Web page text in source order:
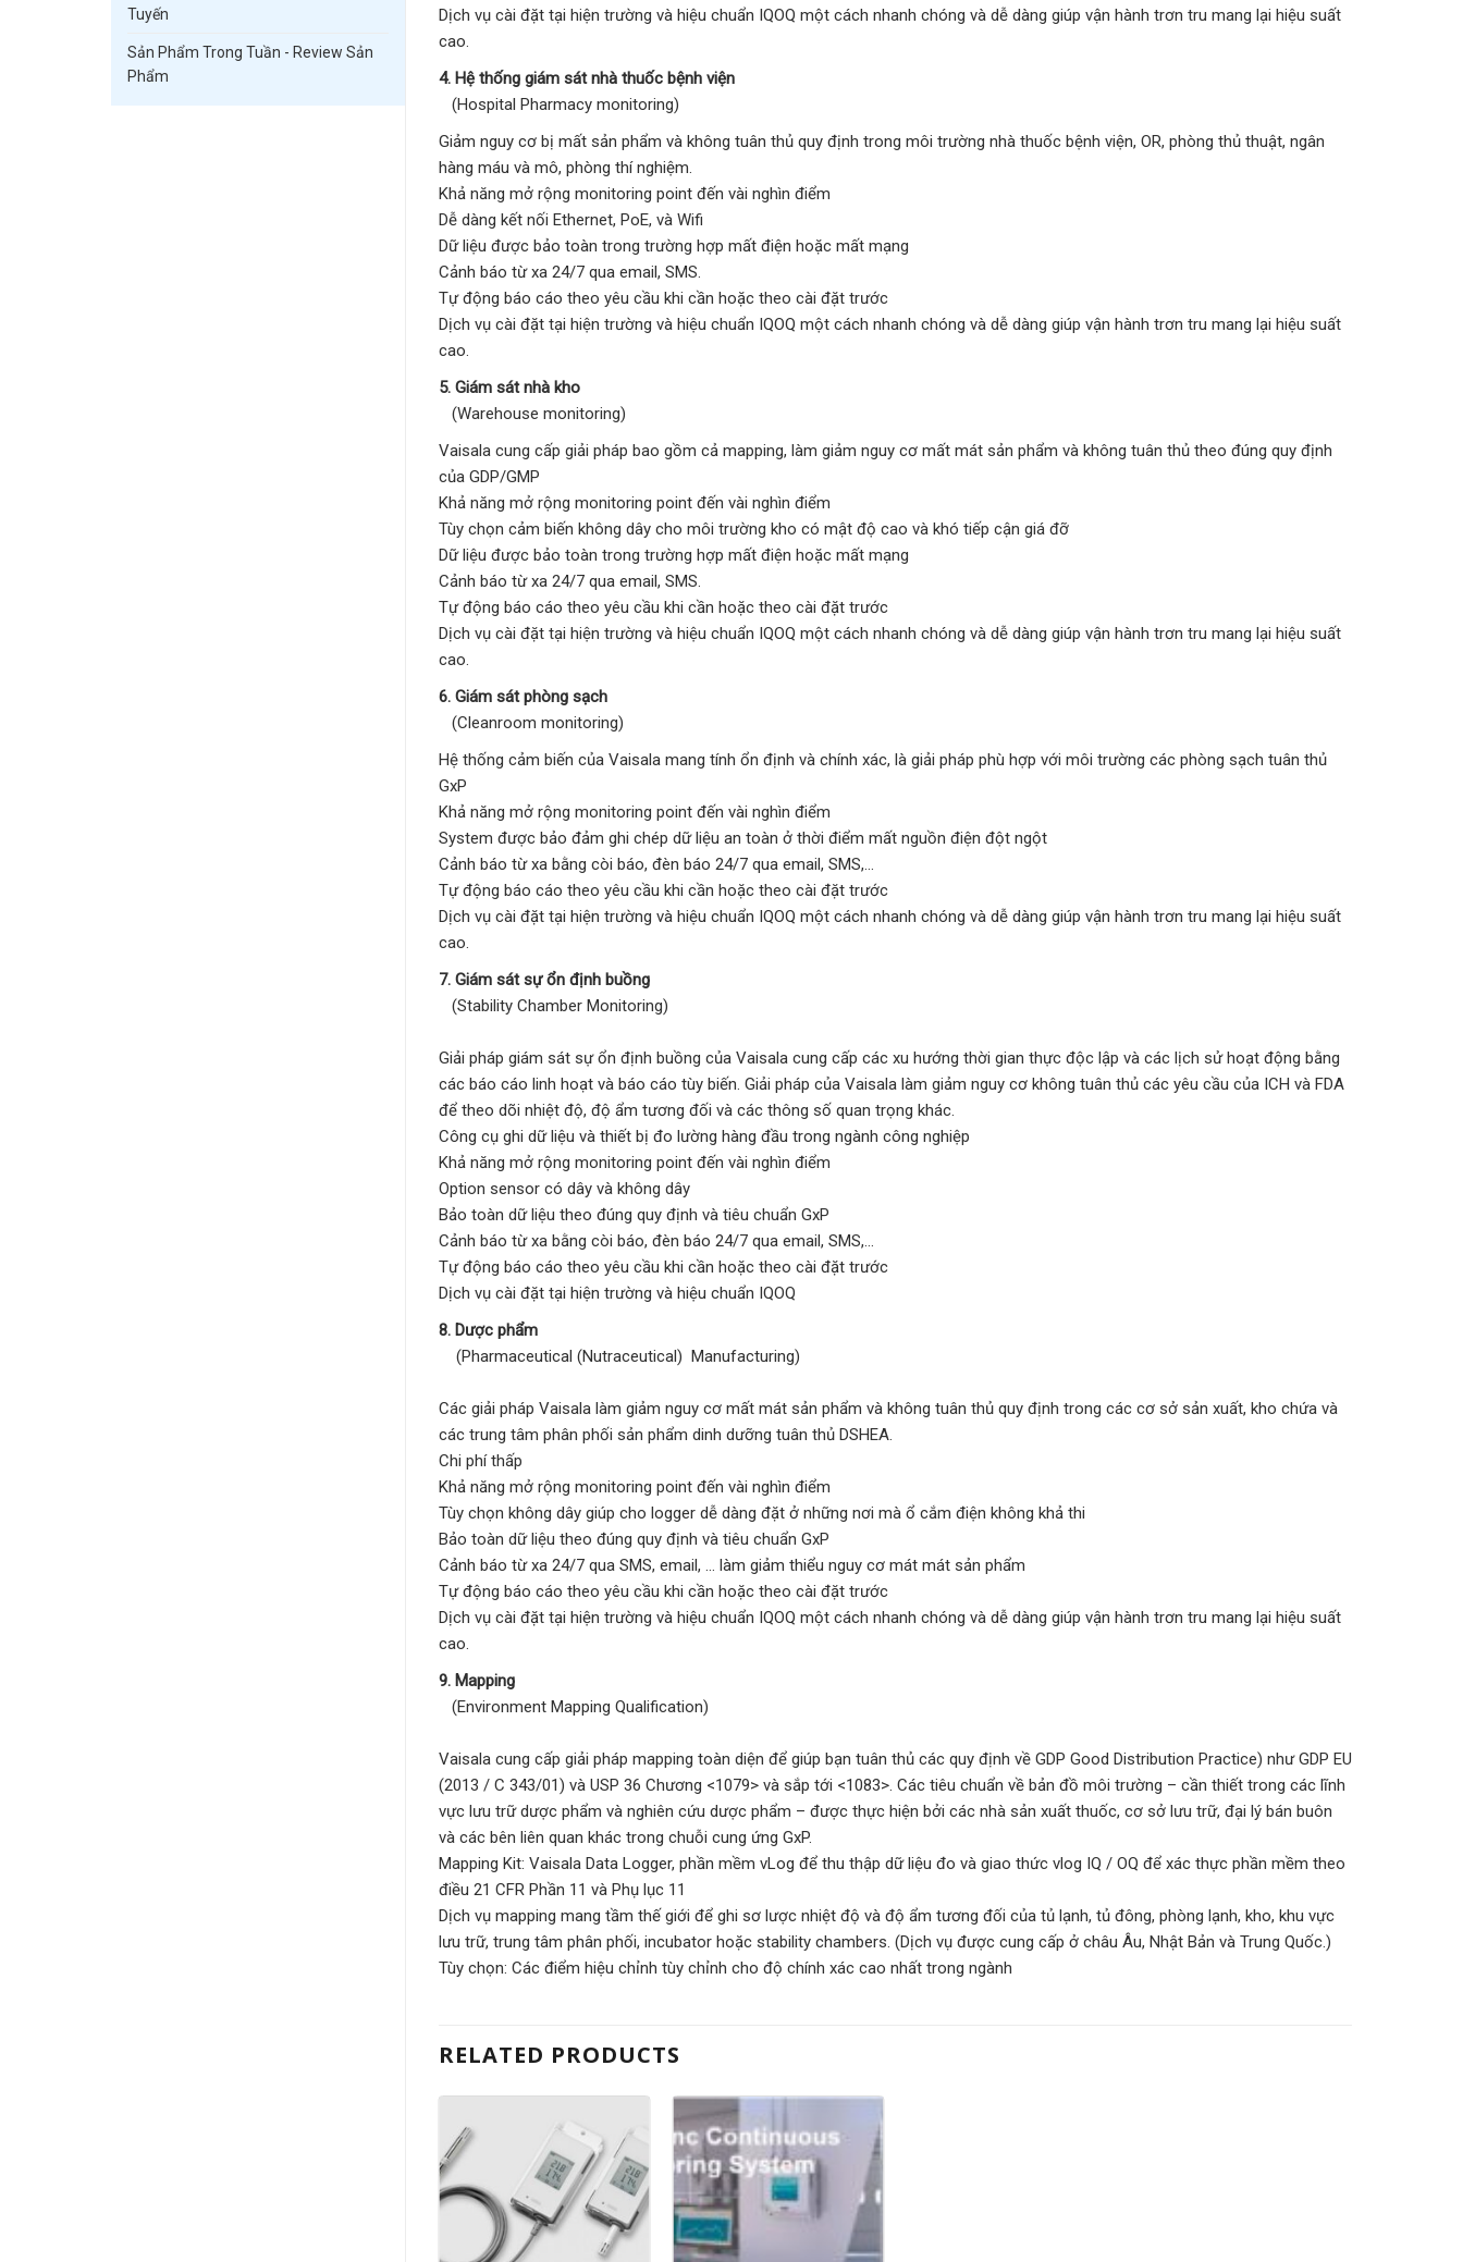
Tuyến
Sản Phẩm Trong Tuần - Review Sản
Phẩm
Dịch vụ cài đặt tại hiện trường và hiệu chuẩn IQOQ một cách nhanh chóng và dễ dàng giúp vận hành trơn tru mang lại hiệu suất
cao.
4. Hệ thống giám sát nhà thuốc bệnh viện
(Hospital Pharmacy monitoring)
Giảm nguy cơ bị mất sản phẩm và không tuân thủ quy định trong môi trường nhà thuốc bệnh viện, OR, phòng thủ thuật, ngân
hàng máu và mô, phòng thí nghiệm.
Khả năng mở rộng monitoring point đến vài nghìn điểm
Dễ dàng kết nối Ethernet, PoE, và Wifi
Dữ liệu được bảo toàn trong trường hợp mất điện hoặc mất mạng
Cảnh báo từ xa 24/7 qua email, SMS.
Tự động báo cáo theo yêu cầu khi cần hoặc theo cài đặt trước
Dịch vụ cài đặt tại hiện trường và hiệu chuẩn IQOQ một cách nhanh chóng và dễ dàng giúp vận hành trơn tru mang lại hiệu suất
cao.
5. Giám sát nhà kho
(Warehouse monitoring)
Vaisala cung cấp giải pháp bao gồm cả mapping, làm giảm nguy cơ mất mát sản phẩm và không tuân thủ theo đúng quy định
của GDP/GMP
Khả năng mở rộng monitoring point đến vài nghìn điểm
Tùy chọn cảm biến không dây cho môi trường kho có mật độ cao và khó tiếp cận giá đỡ
Dữ liệu được bảo toàn trong trường hợp mất điện hoặc mất mạng
Cảnh báo từ xa 24/7 qua email, SMS.
Tự động báo cáo theo yêu cầu khi cần hoặc theo cài đặt trước
Dịch vụ cài đặt tại hiện trường và hiệu chuẩn IQOQ một cách nhanh chóng và dễ dàng giúp vận hành trơn tru mang lại hiệu suất
cao.
6. Giám sát phòng sạch
(Cleanroom monitoring)
Hệ thống cảm biến của Vaisala mang tính ổn định và chính xác, là giải pháp phù hợp với môi trường các phòng sạch tuân thủ
GxP
Khả năng mở rộng monitoring point đến vài nghìn điểm
System được bảo đảm ghi chép dữ liệu an toàn ở thời điểm mất nguồn điện đột ngột
Cảnh báo từ xa bằng còi báo, đèn báo 24/7 qua email, SMS,…
Tự động báo cáo theo yêu cầu khi cần hoặc theo cài đặt trước
Dịch vụ cài đặt tại hiện trường và hiệu chuẩn IQOQ một cách nhanh chóng và dễ dàng giúp vận hành trơn tru mang lại hiệu suất
cao.
7. Giám sát sự ổn định buồng
(Stability Chamber Monitoring)
Giải pháp giám sát sự ổn định buồng của Vaisala cung cấp các xu hướng thời gian thực độc lập và các lịch sử hoạt động bằng
các báo cáo linh hoạt và báo cáo tùy biến. Giải pháp của Vaisala làm giảm nguy cơ không tuân thủ các yêu cầu của ICH và FDA
để theo dõi nhiệt độ, độ ẩm tương đối và các thông số quan trọng khác.
Công cụ ghi dữ liệu và thiết bị đo lường hàng đầu trong ngành công nghiệp
Khả năng mở rộng monitoring point đến vài nghìn điểm
Option sensor có dây và không dây
Bảo toàn dữ liệu theo đúng quy định và tiêu chuẩn GxP
Cảnh báo từ xa bằng còi báo, đèn báo 24/7 qua email, SMS,…
Tự động báo cáo theo yêu cầu khi cần hoặc theo cài đặt trước
Dịch vụ cài đặt tại hiện trường và hiệu chuẩn IQOQ
8. Dược phẩm
(Pharmaceutical (Nutraceutical) Manufacturing)
Các giải pháp Vaisala làm giảm nguy cơ mất mát sản phẩm và không tuân thủ quy định trong các cơ sở sản xuất, kho chứa và
các trung tâm phân phối sản phẩm dinh dưỡng tuân thủ DSHEA.
Chi phí thấp
Khả năng mở rộng monitoring point đến vài nghìn điểm
Tùy chọn không dây giúp cho logger dễ dàng đặt ở những nơi mà ổ cắm điện không khả thi
Bảo toàn dữ liệu theo đúng quy định và tiêu chuẩn GxP
Cảnh báo từ xa 24/7 qua SMS, email, … làm giảm thiểu nguy cơ mát mát sản phẩm
Tự động báo cáo theo yêu cầu khi cần hoặc theo cài đặt trước
Dịch vụ cài đặt tại hiện trường và hiệu chuẩn IQOQ một cách nhanh chóng và dễ dàng giúp vận hành trơn tru mang lại hiệu suất
cao.
9. Mapping
(Environment Mapping Qualification)
Vaisala cung cấp giải pháp mapping toàn diện để giúp bạn tuân thủ các quy định về GDP Good Distribution Practice) như GDP EU
(2013 / C 343/01) và USP 36 Chương <1079> và sắp tới <1083>. Các tiêu chuẩn về bản đồ môi trường – cần thiết trong các lĩnh
vực lưu trữ dược phẩm và nghiên cứu dược phẩm – được thực hiện bởi các nhà sản xuất thuốc, cơ sở lưu trữ, đại lý bán buôn
và các bên liên quan khác trong chuỗi cung ứng GxP.
Mapping Kit: Vaisala Data Logger, phần mềm vLog để thu thập dữ liệu đo và giao thức vlog IQ / OQ để xác thực phần mềm theo
điều 21 CFR Phần 11 và Phụ lục 11
Dịch vụ mapping mang tầm thế giới để ghi sơ lược nhiệt độ và độ ẩm tương đối của tủ lạnh, tủ đông, phòng lạnh, kho, khu vực
lưu trữ, trung tâm phân phối, incubator hoặc stability chambers. (Dịch vụ được cung cấp ở châu Âu, Nhật Bản và Trung Quốc.)
Tùy chọn: Các điểm hiệu chỉnh tùy chỉnh cho độ chính xác cao nhất trong ngành
RELATED PRODUCTS